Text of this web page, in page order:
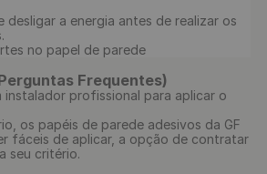
desligar a energia antes de realizar os
Frequentes)
instalador profissional para aplicar o
os papéis de parede adesivos da GF
fáceis de aplicar, a opção de contratar
seu critério.